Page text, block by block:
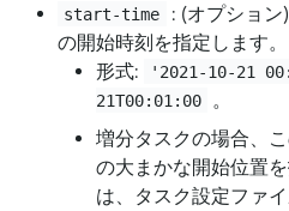
start-time
: (オプショ
の開始時刻を指定します。
形式:
'2021-10-21
21T00:01:00
。
増分タスクの場合、
の大まかな開始位置
は、タスク設定ファ